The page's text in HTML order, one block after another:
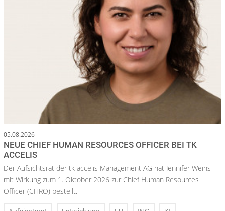
05.08.2026
NEUE CHIEF HUMAN RESOURCES OFFICER BEI TK
ACCELIS
Der Aufsichtsrat der tk accelis Management AG hat Jennifer Weihs
mit Wirkung zum 1. Oktober 2026 zur Chief Human Resources
Officer (CHRO) bestellt.